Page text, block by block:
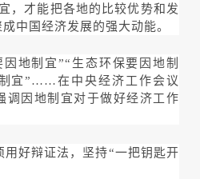
，才能把各地的比较优势和发
中国经济发展的强大动能。
地制宜”“生态环保要因地制
宜”……在中央经济工作会议
调因地制宜对于做好经济工作
用好辩证法，坚持“一把钥匙开